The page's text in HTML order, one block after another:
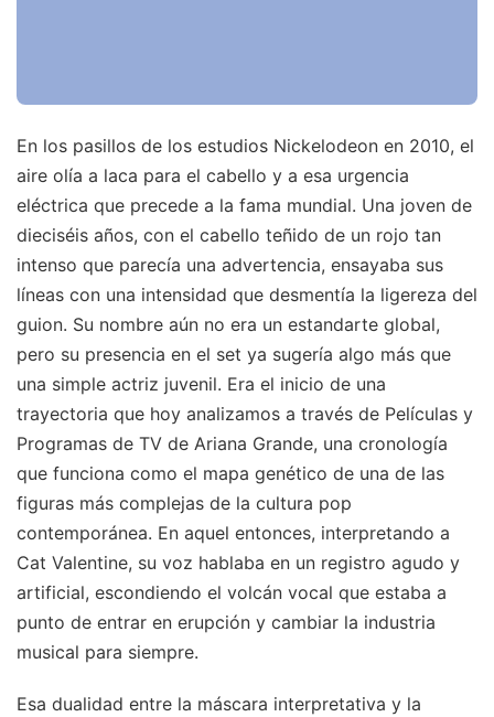
En los pasillos de los estudios Nickelodeon en 2010, el
aire olía a laca para el cabello y a esa urgencia
eléctrica que precede a la fama mundial. Una joven de
dieciséis años, con el cabello teñido de un rojo tan
intenso que parecía una advertencia, ensayaba sus
líneas con una intensidad que desmentía la ligereza del
guion. Su nombre aún no era un estandarte global,
pero su presencia en el set ya sugería algo más que
una simple actriz juvenil. Era el inicio de una
trayectoria que hoy analizamos a través de Películas y
Programas de TV de Ariana Grande, una cronología
que funciona como el mapa genético de una de las
figuras más complejas de la cultura pop
contemporánea. En aquel entonces, interpretando a
Cat Valentine, su voz hablaba en un registro agudo y
artificial, escondiendo el volcán vocal que estaba a
punto de entrar en erupción y cambiar la industria
musical para siempre.
Esa dualidad entre la máscara interpretativa y la